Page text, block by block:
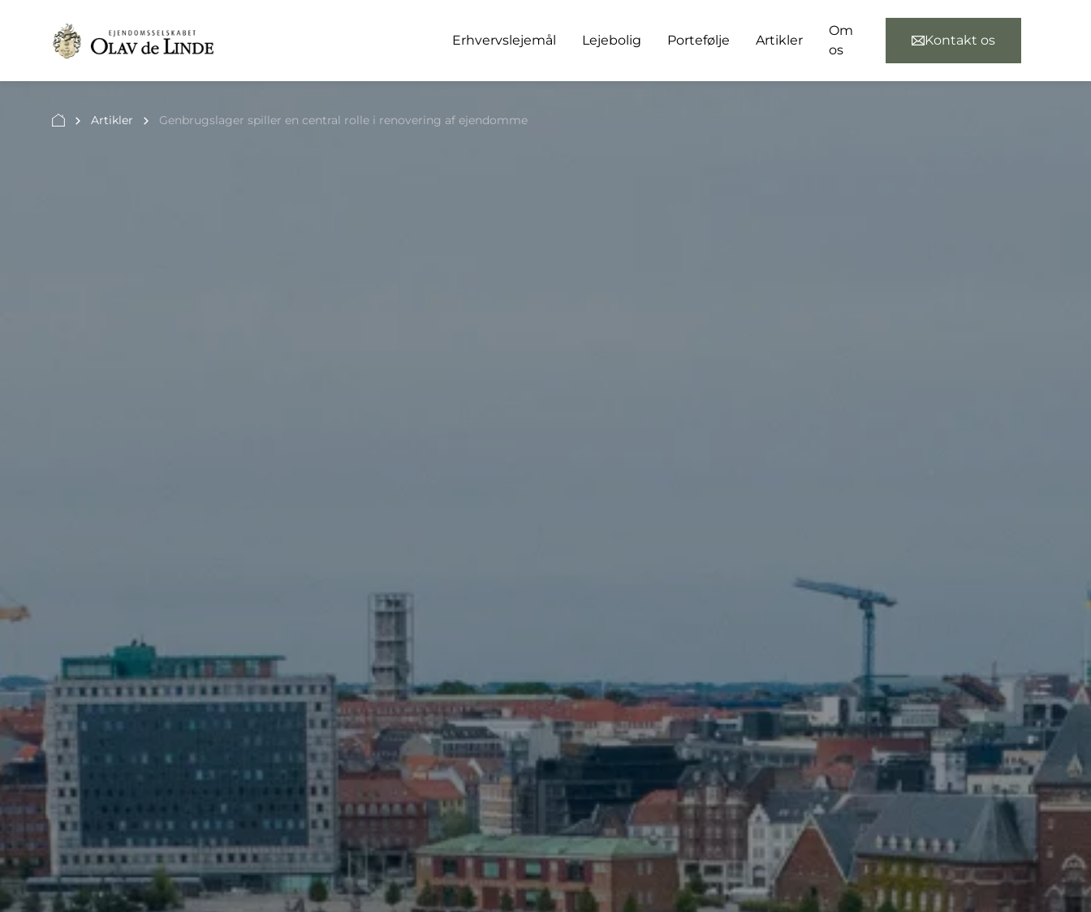
Erhvervslejemål Lejebolig Portefølje Artikler
Om
os
Kontakt os
Artikler Genbrugslager spiller en central rolle i renovering af ejendomme